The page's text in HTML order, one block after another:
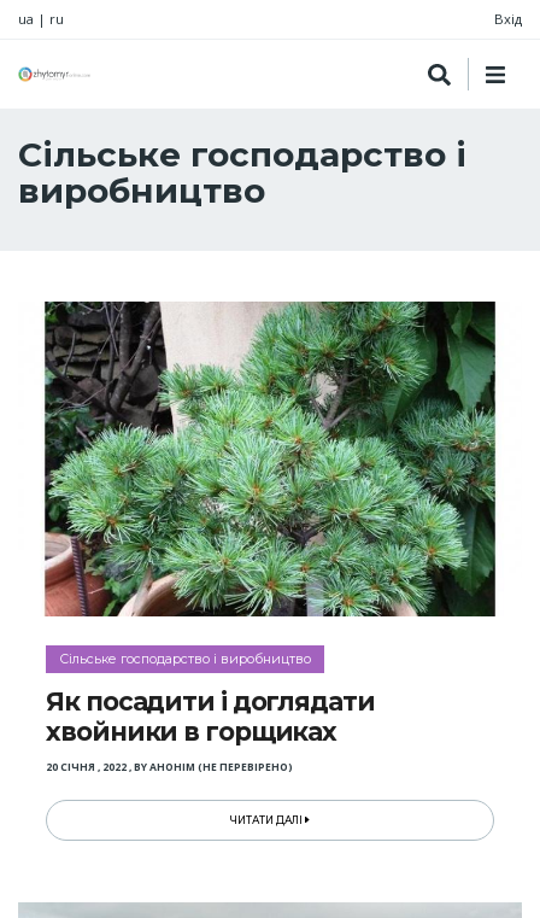
ua | ru Вхід
Сільське господарство і
виробництво
Сільське господарство і виробництво
Як посадити і доглядати
хвойники в горщиках
20 СІЧНЯ , 2022,BYАНОНІМ (НЕ ПЕРЕВІРЕНО)
ЧИТАТИ ДАЛІ